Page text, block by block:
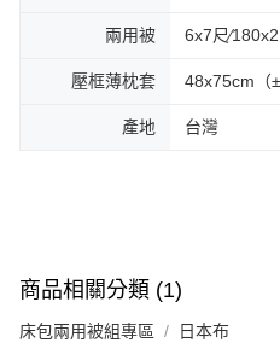
兩用被 6x7尺
壓框薄枕套 48x75cm（
產地 台灣
商品相關分類 (1)
床包兩用被組專區 日本布